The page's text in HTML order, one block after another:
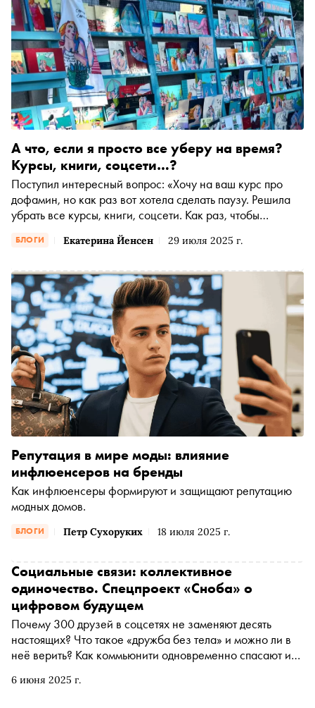
БЛОГИ Екатерина Йенсен 29 июля 2025 г.
А что, если я просто все уберу на время?
Курсы, книги, соцсети…?
Поступил интересный вопрос: «Хочу на ваш курс про
дофамин, но как раз вот хотела сделать паузу. Решила
убрать все курсы, книги, соцсети. Как раз, чтобы
знаю — идти или нет?» Прекрасный вопрос! И тут я
БЛОГИ Петр Сухоруких 18 июля 2025 г.
Репутация в мире моды: влияние
инфлюенсеров на бренды
Как инфлюенсеры формируют и защищают репутацию
модных домов.
6 июня 2025 г.
Социальные связи: коллективное
одиночество. Спецпроект «Сноба» о
цифровом будущем
Почему 300 друзей в соцсетях не заменяют десять
настоящих? Что такое «дружба без тела» и можно ли в
неё верить? Как коммьюнити одновременно спасают и
любовь в маркетплейс, а привязанности — в